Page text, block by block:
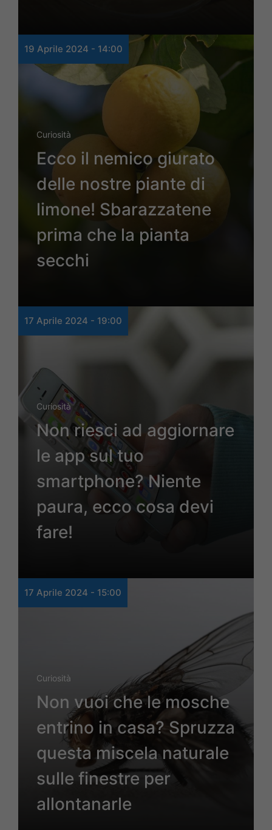
19 Aprile 2024 - 14:00
Curiosità
Ecco il nemico giurato
delle nostre piante di
limone! Sbarazzatene
prima che la pianta
secchi
17 Aprile 2024 - 19:00
Curiosità
Non riesci ad aggiornare
le app sul tuo
smartphone? Niente
paura, ecco cosa devi
fare!
17 Aprile 2024 - 15:00
Curiosità
Non vuoi che le mosche
entrino in casa? Spruzza
questa miscela naturale
sulle finestre per
allontanarle